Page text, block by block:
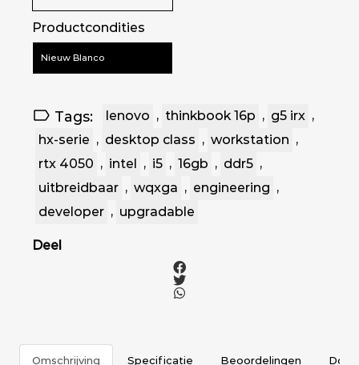
Productcondities
Nieuw Blanco
Tags: lenovo , thinkbook 16p , g5 irx ,
hx-serie , desktop class , workstation ,
rtx 4050 , intel , i5 , 16gb , ddr5 ,
uitbreidbaar , wqxga , engineering ,
developer , upgradable
Deel
Omschrijving Specificatie Beoordelingen